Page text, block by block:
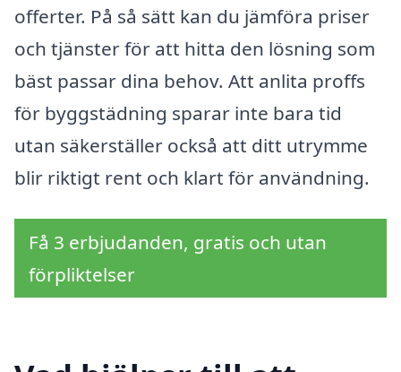
offerter. På så sätt kan du jämföra priser
och tjänster för att hitta den lösning som
bäst passar dina behov. Att anlita proffs
för byggstädning sparar inte bara tid
utan säkerställer också att ditt utrymme
blir riktigt rent och klart för användning.
Få 3 erbjudanden, gratis och utan
förpliktelser